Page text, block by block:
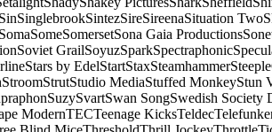
SinSinglebrookSintezSireSireenaSituation Two
SomaSomeSomersetSona Gaia Productions
Soviet GrailSoyuzSparkSpectraphonic
Stars by EdelStartStaxSteamhammer
StroomStrutStudio MediaStuffed MonkeyStun
SuzySvartSwan SongSwedish Society
ModernTECTeenage KicksTeldec